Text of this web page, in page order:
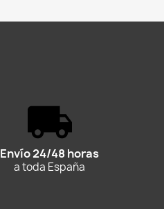
Envío 24/48 horas
a toda España